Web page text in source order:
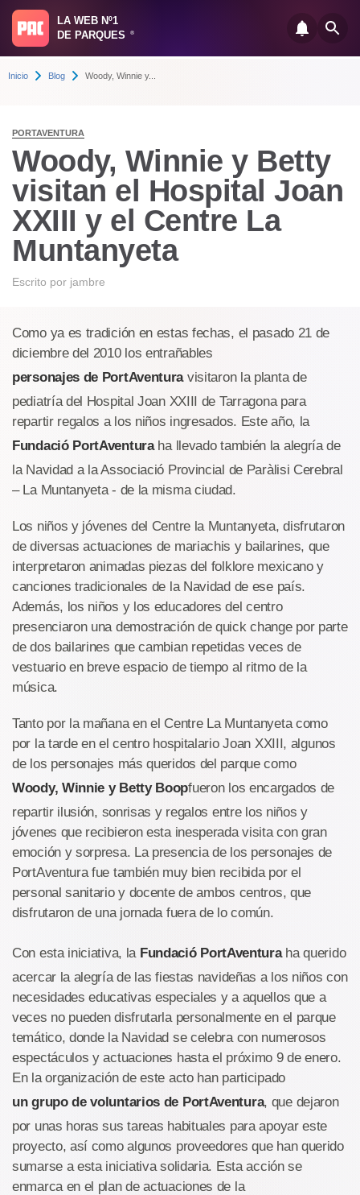
LA WEB Nº1
DE PARQUES
®
Inicio Blog Woody, Winnie y...
PORTAVENTURA
Woody, Winnie y Betty
visitan el Hospital Joan
XXIII y el Centre La
Muntanyeta
Escrito por jambre
Como ya es tradición en estas fechas, el pasado 21 de
diciembre del 2010 los entrañables
personajes de PortAventuravisitaron la planta de
pediatría del Hospital Joan XXIII de Tarragona para
repartir regalos a los niños ingresados. Este año, la
Fundació PortAventuraha llevado también la alegría de
la Navidad a la Associació Provincial de Paràlisi Cerebral
– La Muntanyeta - de la misma ciudad.
Los niños y jóvenes del Centre la Muntanyeta, disfrutaron
de diversas actuaciones de mariachis y bailarines, que
interpretaron animadas piezas del folklore mexicano y
canciones tradicionales de la Navidad de ese país.
Además, los niños y los educadores del centro
presenciaron una demostración de quick change por parte
de dos bailarines que cambian repetidas veces de
vestuario en breve espacio de tiempo al ritmo de la
música.
Tanto por la mañana en el Centre La Muntanyeta como
por la tarde en el centro hospitalario Joan XXIII, algunos
de los personajes más queridos del parque como
Woody, Winnie y Betty Boopfueron los encargados de
repartir ilusión, sonrisas y regalos entre los niños y
jóvenes que recibieron esta inesperada visita con gran
emoción y sorpresa. La presencia de los personajes de
PortAventura fue también muy bien recibida por el
personal sanitario y docente de ambos centros, que
disfrutaron de una jornada fuera de lo común.
Con esta iniciativa, la Fundació PortAventuraha querido
acercar la alegría de las fiestas navideñas a los niños con
necesidades educativas especiales y a aquellos que a
veces no pueden disfrutarla personalmente en el parque
temático, donde la Navidad se celebra con numerosos
espectáculos y actuaciones hasta el próximo 9 de enero.
En la organización de este acto han participado
un grupo de voluntarios de PortAventura, que dejaron
por unas horas sus tareas habituales para apoyar este
proyecto, así como algunos proveedores que han querido
sumarse a esta iniciativa solidaria. Esta acción se
enmarca en el plan de actuaciones de la